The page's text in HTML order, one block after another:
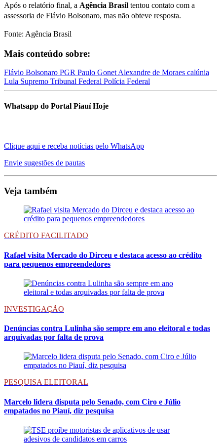
Após o relatório final, a Agência Brasil tentou contato com a
assessoria de Flávio Bolsonaro, mas não obteve resposta.
Fonte: Agência Brasil
Mais conteúdo sobre:
Flávio Bolsonaro PGR Paulo Gonet Alexandre de Moraes calúnia
Lula Supremo Tribunal Federal Polícia Federal
Whatsapp do Portal Piauí Hoje
Clique aqui e receba notícias pelo WhatsApp
Envie sugestões de pautas
Veja também
CRÉDITO FACILITADO
Rafael visita Mercado do Dirceu e destaca acesso ao crédito
para pequenos empreendedores
INVESTIGAÇÃO
Denúncias contra Lulinha são sempre em ano eleitoral e todas
arquivadas por falta de prova
PESQUISA ELEITORAL
Marcelo lidera disputa pelo Senado, com Ciro e Júlio
empatados no Piauí, diz pesquisa